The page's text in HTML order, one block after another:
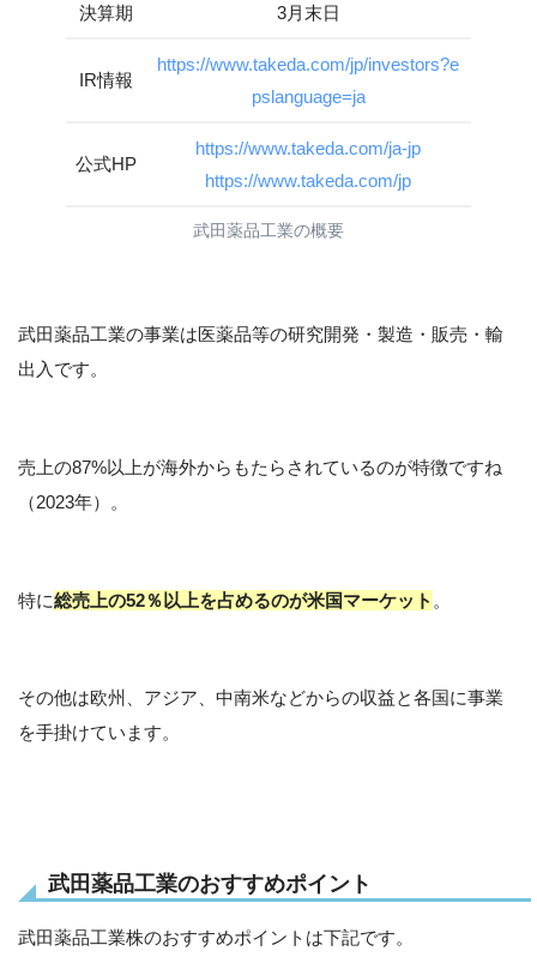
決算期 3月末日
IR情報
https://www.takeda.com/jp/investors?e
pslanguage=ja
公式HP
https://www.takeda.com/ja-jp
https://www.takeda.com/jp
武田薬品工業の概要
武田薬品工業の事業は医薬品等の研究開発・製造・販売・輸
出入です。
売上の87%以上が海外からもたらされているのが特徴ですね
（2023年）。
特に総売上の52％以上を占めるのが米国マーケット 。
その他は欧州、アジア、中南米などからの収益と各国に事業
を手掛けています。
武田薬品工業のおすすめポイント
武田薬品工業株のおすすめポイントは下記です。